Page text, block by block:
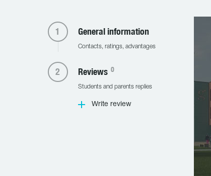
General information
Contacts, ratings, advantages
Reviews 0
Students and parents replies
Write review